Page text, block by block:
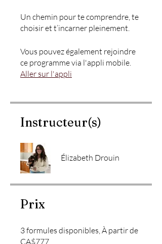
Un chemin pour te comprendre, te
choisir et t’incarner pleinement.
Vous pouvez également rejoindre
ce programme via l'appli mobile.
Aller sur l'appli
Instructeur(s)
Élizabeth Drouin
Prix
3 formules disponibles, À partir de
CA$777